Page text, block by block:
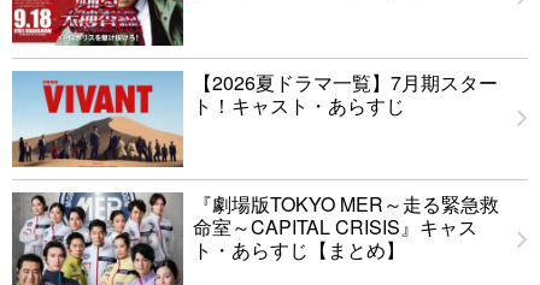
【2026夏ドラマ一覧】7月期スター
ト！キャスト・あらすじ
『劇場版TOKYO MER～走る緊急救
命室～CAPITAL CRISIS』キャス
ト・あらすじ【まとめ】